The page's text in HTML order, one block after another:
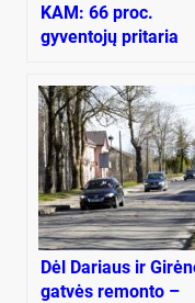
KAM: 66 proc.
gyventojų pritaria
šaukimui į
privalomąją pradinę
karo tarnybą
Dėl Dariaus ir
gatvės remonto –